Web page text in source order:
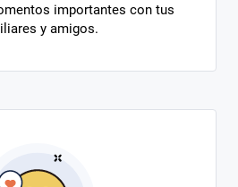
importantes con tus
y amigos.